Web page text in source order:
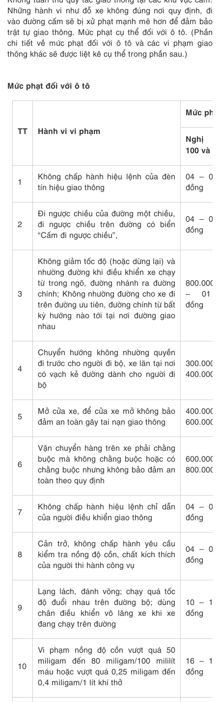
Những hành vi như đỗ xe không đúng nơi quy định, đi
vào đường cấm sẽ bị xử phạt mạnh mẽ hơn để đảm bảo
trật tự giao thông. Mức phạt cụ thể đối với ô tô. (Phần
chi tiết về mức phạt đối với ô tô và các vi phạm giao
thông khác sẽ được liệt kê cụ thể trong phần sau.)
Mức phạt đối với ô tô
TT Hành vi vi phạm
Mức
Nghị
100 và
1
Không chấp hành hiệu lệnh của đèn
tín hiệu giao thông
04 – 06
đồng
2
Đi ngược chiều của đường một chiều,
đi ngược chiều trên đường có biển
“Cấm đi ngược chiều”,
04 – 06
đồng
3
Không giảm tốc độ (hoặc dừng lại) và
nhường đường khi điều khiển xe chạy
từ trong ngõ, đường nhánh ra đường
chính; Không nhường đường cho xe đi
trên đường ưu tiên, đường chính từ bất
kỳ hướng nào tới tại nơi đường giao
nhau
800.000
– 01
đồng
4
Chuyển hướng không nhường quyền
đi trước cho người đi bộ, xe lăn tại nơi
có vạch kẻ đường dành cho người đi
bộ
400.000
5
Mở cửa xe, để cửa xe mở không bảo
đảm an toàn gây tai nạn giao thông
600.000
6
Vận chuyển hàng trên xe phải chằng
buộc mà không chằng buộc hoặc có
chằng buộc nhưng không bảo đảm an
toàn theo quy định
800.000
7
Không chấp hành hiệu lệnh chỉ dẫn
của người điều khiển giao thông
04 – 06
đồng
8
Cản trở, không chấp hành yêu cầu
kiểm tra nồng độ cồn, chất kích thích
của người thi hành công vụ
04 – 06
đồng
9
Lạng lách, đánh võng; chạy quá tốc
độ đuổi nhau trên đường bộ; dùng
chân điều khiển vô lăng xe khi xe
đang chạy trên đường
10 – 12
đồng
10
Vi phạm nồng độ cồn vượt quá 50
miligam đến 80 miligam/100 mililít
máu hoặc vượt quá 0,25 miligam đến
0,4 miligam/1 lít khí thở
16 – 18
đồng